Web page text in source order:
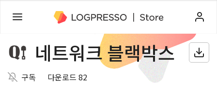
네트워크 블랙박스
구독
다운로드 82